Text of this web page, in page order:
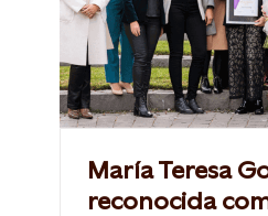
María Teresa
reconocida